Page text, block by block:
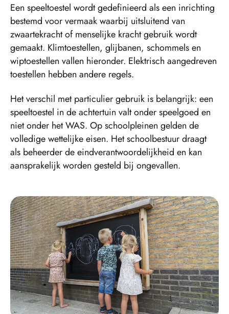
Een speeltoestel wordt gedefinieerd als een inrichting
bestemd voor vermaak waarbij uitsluitend van
zwaartekracht of menselijke kracht gebruik wordt
gemaakt. Klimtoestellen, glijbanen, schommels en
wiptoestellen vallen hieronder. Elektrisch aangedreven
toestellen hebben andere regels.
Het verschil met particulier gebruik is belangrijk: een
speeltoestel in de achtertuin valt onder speelgoed en
niet onder het WAS. Op schoolpleinen gelden de
volledige wettelijke eisen. Het schoolbestuur draagt
als beheerder de eindverantwoordelijkheid en kan
aansprakelijk worden gesteld bij ongevallen.